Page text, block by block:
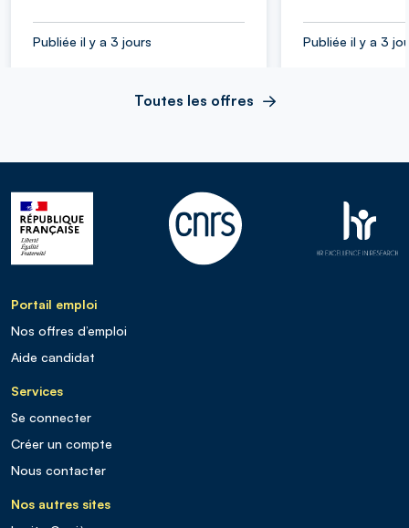
Publiée il y a 3 jours Publiée il y a 3
Toutes les offres
Portail emploi
Nos offres d’emploi
Aide candidat
Services
Se connecter
Créer un compte
Nous contacter
Nos autres sites